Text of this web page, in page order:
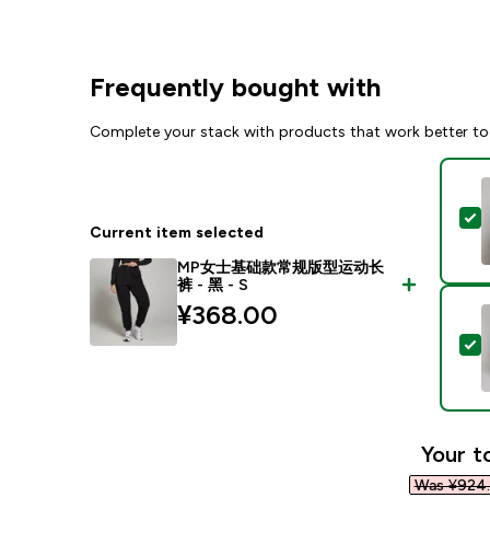
Frequently bought with
Complete your stack with products that work better
Current item selected
MP女士基础款常规版型运动长
裤 - 黑 - S
¥368.00‎
Your
Was